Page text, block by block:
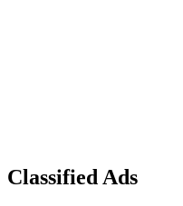
Classified Ads